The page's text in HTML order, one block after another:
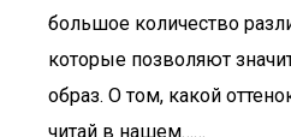
большое количество
которые позволяют
образ. О том, какой
читай в нашем……